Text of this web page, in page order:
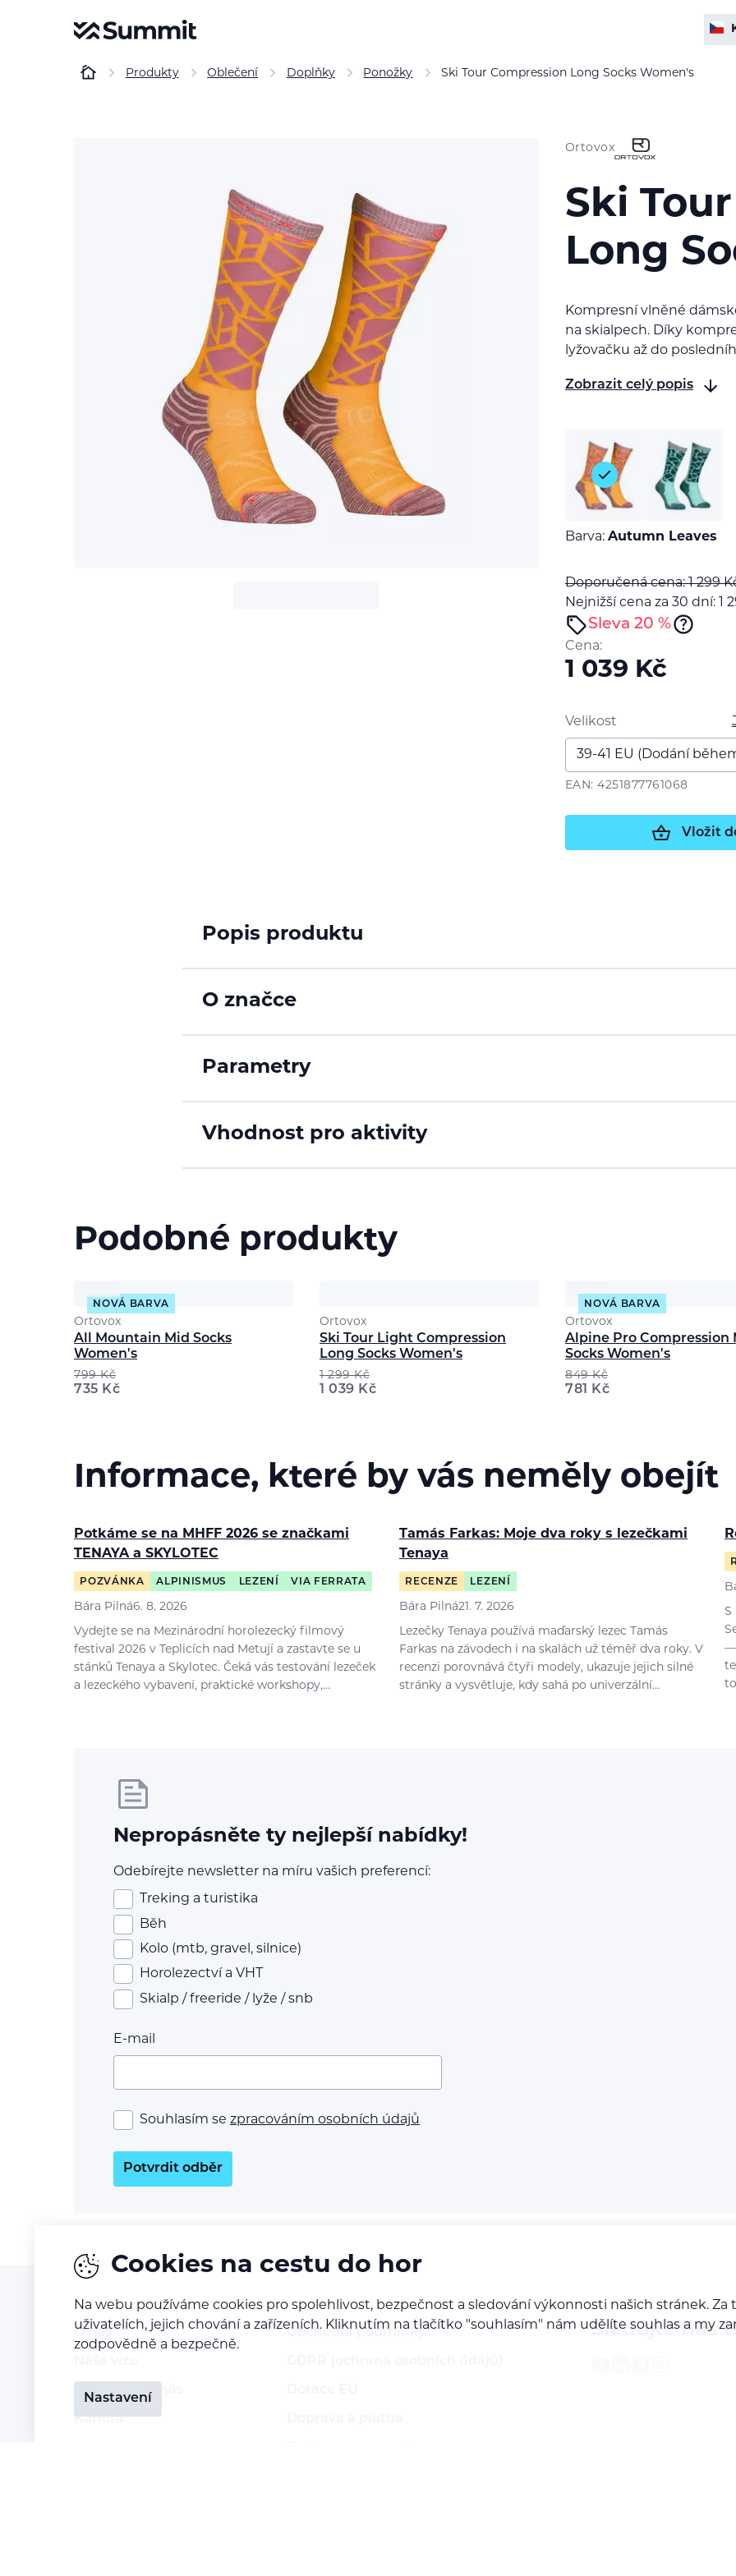
Produkty Oblečení Doplňky Ponožky Ski Tour Compression Long Socks Women's
Ortovox
Ski
Long
Kompresní vlněné
na skialpech. Díky
lyžovačku až do
Zobrazit celý popis
Barva: Autumn Leaves
Doporučená cena: 1 299
Nejnižší cena za 30 dní: 1
Sleva 20 %
Cena:
1 039 Kč
Velikost
EAN: 4251877761068
Vložit
Popis produktu
O značce
Parametry
Vhodnost pro aktivity
Podobné produkty
NOVÁ BARVA
Ortovox
All Mountain Mid Socks
Women's
799Kč
735 Kč
Ortovox
Ski Tour Light Compression
Long Socks Women's
1 299Kč
1 039 Kč
NOVÁ BARVA
Ortovox
Alpine Pro Compression
Socks Women's
849Kč
781 Kč
Informace, které by vás neměly obejít
Potkáme se na MHFF 2026 se značkami
TENAYA a SKYLOTEC
POZVÁNKA ALPINISMUS LEZENÍ VIA FERRATA
Bára Pilná6. 8. 2026
Vydejte se na Mezinárodní horolezecký filmový
festival 2026 v Teplicích nad Metují a zastavte se u
stánků Tenaya a Skylotec. Čeká vás testování lezeček
a lezeckého vybavení, praktické workshopy,…
Tamás Farkas: Moje dva roky s lezečkami
Tenaya
RECENZE LEZENÍ
Bára Pilná21. 7. 2026
Lezečky Tenaya používá maďarský lezec Tamás
Farkas na závodech i na skalách už téměř dva roky. V
recenzi porovnává čtyři modely, ukazuje jejich silné
stránky a vysvětluje, kdy sahá po univerzální…
S
—
Nepropásněte ty nejlepší nabídky!
Odebírejte newsletter na míru vašich preferencí:
Treking a turistika
Běh
Kolo (mtb, gravel, silnice)
Horolezectví a VHT
Skialp / freeride / lyže / snb
E-mail
Souhlasím se zpracováním osobních údajů
Potvrdit odběr
O nás
Kontaktujte nás
Kariéra
Obchodní podmínky Sledujte nás
Cookies na cestu do hor
Na webu používáme cookies pro spolehlivost, bezpečnost a sledování výkonnosti našich stránek.
uživatelích, jejich chování a zařízeních. Kliknutím na tlačítko "souhlasím" nám udělíte souhlas a my
zodpovědně a bezpečně.
Nastavení